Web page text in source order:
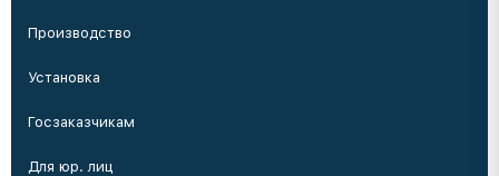
Производство
Установка
Госзаказчикам
Для юр. лиц